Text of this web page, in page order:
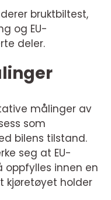
bruktbiltest,
og EU-
deler.
målinger av
som
bilens tilstand.
seg at EU-
oppfylles innen en
kjøretøyet holder